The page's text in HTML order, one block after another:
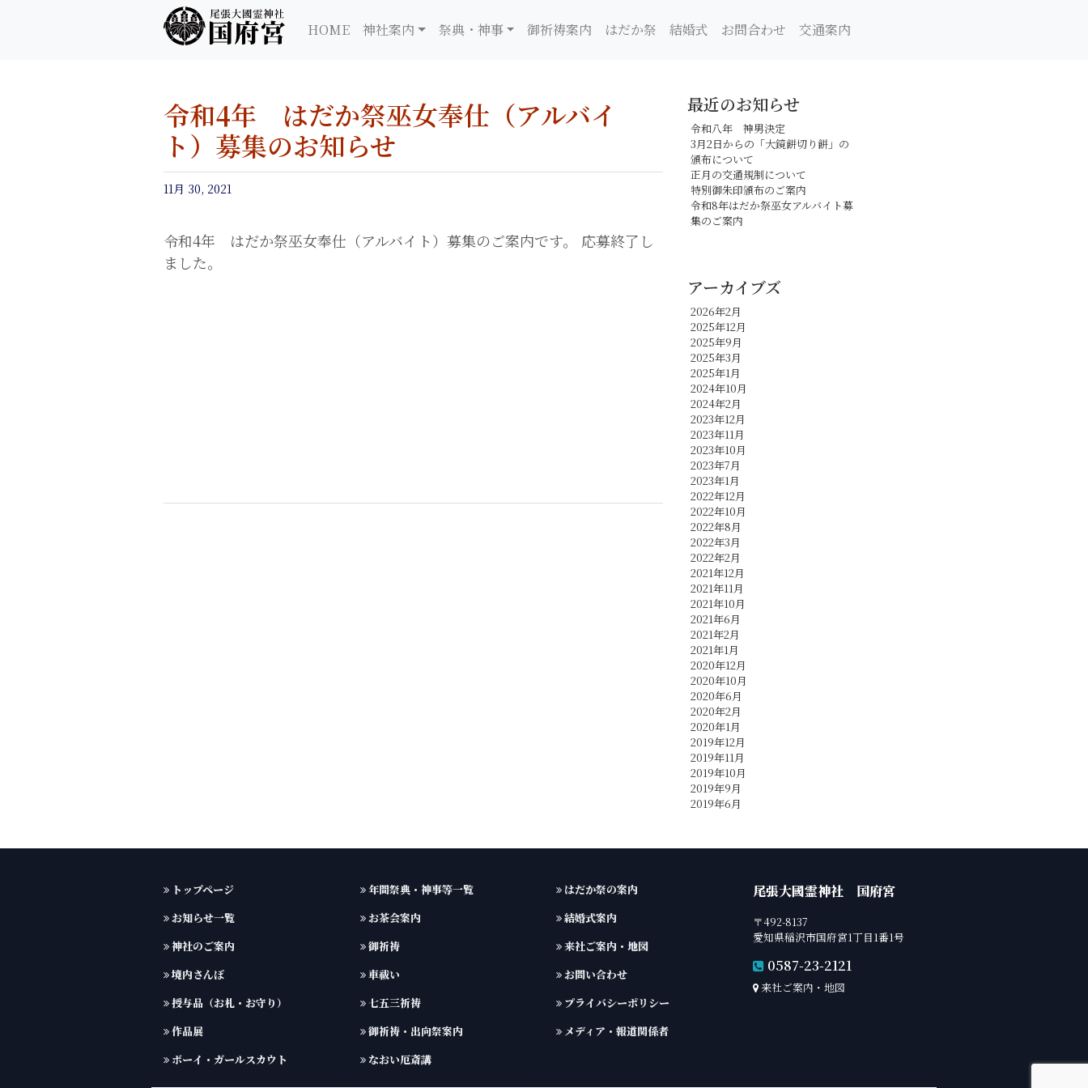
尾張大國霊神社 国府宮
HOME 神社案内 祭典・神事 御祈祷案内 はだか祭 結婚式 お問合わせ 交通案内
尾張大國霊神社 国府宮｜ご祈祷 はだか祭
令和4年 はだか祭巫女奉仕（アルバイ
ト）募集のお知らせ
11月 30, 2021
令和4年 はだか祭巫女奉仕（アルバイト）募集のご案内です。 応募終了し
ました。
最近のお知らせ
令和八年 神男決定
3月2日からの「大鏡餅切り餅」の
頒布について
正月の交通規制について
特別御朱印頒布のご案内
令和8年はだか祭巫女アルバイト募
集のご案内
アーカイブズ
2026年2月
2025年12月
2025年9月
2025年3月
2025年1月
2024年10月
2024年2月
2023年12月
2023年11月
2023年10月
2023年7月
2023年1月
2022年12月
2022年10月
2022年8月
2022年3月
2022年2月
2021年12月
2021年11月
2021年10月
2021年6月
2021年2月
2021年1月
2020年12月
2020年10月
2020年6月
2020年2月
2020年1月
2019年12月
2019年11月
2019年10月
2019年9月
2019年6月
トップページ
お知らせ一覧
神社のご案内
境内さんぽ
授与品（お札・お守り）
作品展
ボーイ・ガールスカウト
年間祭典・神事等一覧
お茶会案内
御祈祷
車祓い
七五三祈祷
御祈祷・出向祭案内
なおい厄斎講
はだか祭の案内
結婚式案内
来社ご案内・地図
お問い合わせ
プライバシーポリシー
メディア・報道関係者
尾張大國霊神社 国府宮
〒492-8137
愛知県稲沢市国府宮1丁目1番1号
0587-23-2121
来社ご案内・地図